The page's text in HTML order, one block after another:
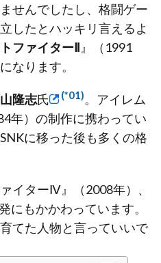
せんでしたし、格闘ゲー
したとハッキリ言えるよ
ファイターⅡ 』（1991
なります。
隆志氏 (*01)。アイレム
年）の制作に携わってい
に移った後も多くの格
イターⅣ』（2008年）、
にもかかわっています。
てた人物と言っていいで